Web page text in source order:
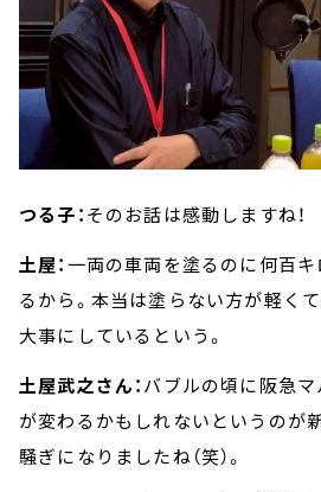
つる子：そのお話は感動しますね！
土屋： 一両の車両を塗るのに何百
るから。本当は塗らない方が軽く
大事にしているという。
土屋武之さん：バブルの頃に阪急
が変わるかもしれないというのが
騒ぎになりましたね（笑）。